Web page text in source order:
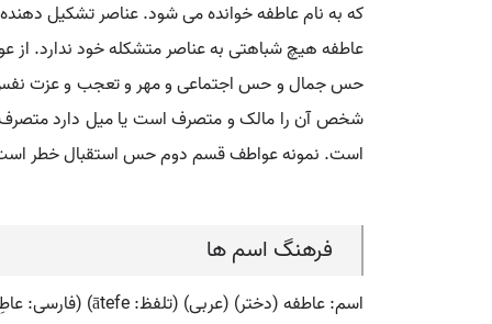
که به نام عاطفه خوانده می شود. عناصر تشکیل
عاطفه هیچ شباهتی به عناصر متشکله خود ندارد.
حس جمال و حس اجتماعی و مهر و تعجب و عزت نفس...
شخص آن را مالک و متصرف است یا میل دارد متصرف
است. نمونه عواطف قسم دوم حس استقبال خطر
فرهنگ اسم ها
اسم: عاطفه (دختر) (عربی) (تلفظ: ātefe) (فارسی: عاطِفه) (انگلیسی: atefe)